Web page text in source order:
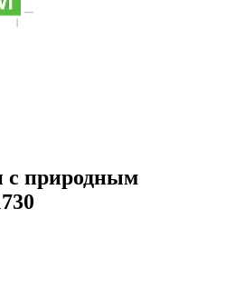
с природным